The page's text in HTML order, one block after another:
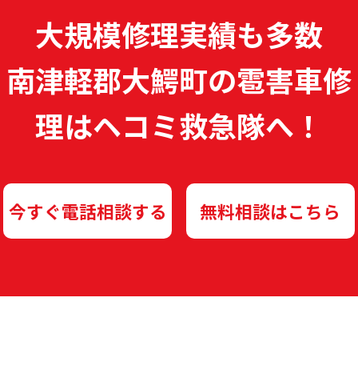
大規模修理実績も多数
南津軽郡大鰐町の雹害車修
理はヘコミ救急隊へ！
今すぐ電話相談する 無料相談はこちら